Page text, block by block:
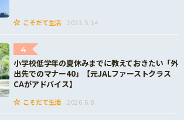
こそだて生活 2023.5.14
4
小学校低学年の夏休みまでに教えておきたい「外
出先でのマナー40」【元JALファーストクラス
CAがアドバイス】
こそだて生活 2026.6.8